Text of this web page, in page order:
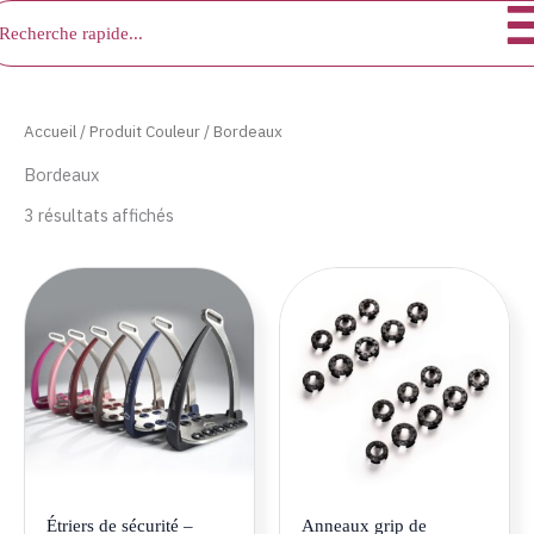
au
contenu
Accueil / Produit Couleur / Bordeaux
Bordeaux
3 résultats affichés
Étriers de sécurité –
Ce
produit
plusieurs
variations.
Les
Anneaux grip de
Ce